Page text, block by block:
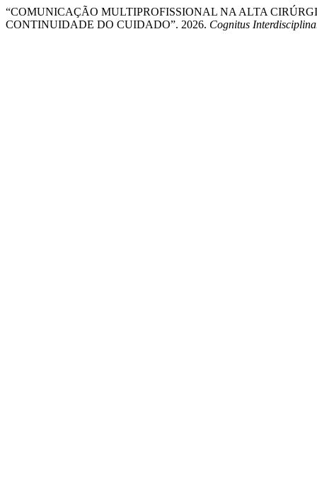
“COMUNICAÇÃO MULTIPROFISSIONAL NA ALTA
CONTINUIDADE DO CUIDADO”. 2026. Cognitus